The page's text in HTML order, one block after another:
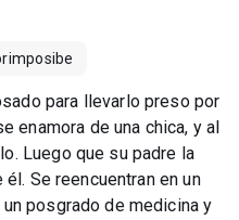
para llevarlo preso por
enamora de una chica, y al
Luego que su padre la
Se reencuentran en un
posgrado de medicina y